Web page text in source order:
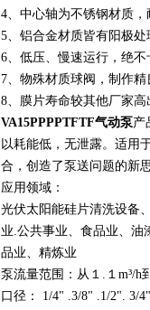
4、中心轴为不锈钢材质，
5、铝合金材质皆有阳极处
6、低压、慢速运行，绝不
7、物殊材质球阀，制作
8、膜片寿命较其他厂家高
VA15PPPPTFTF气动泵产
以耗能低，无泄露。适用
合，创造了泵送问题的新
应用领域：
光伏太阳能硅片清洗设备
业.公共事业、食品业、油
品业、精炼业
泵流量范围：从１.１m³/h
口径： 1/4" .3/8" .1/2". 3/